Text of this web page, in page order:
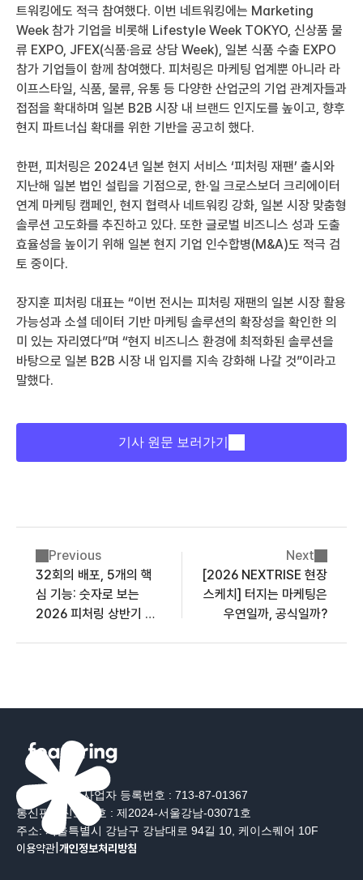
트워킹에도 적극 참여했다. 이번 네트워킹에는 Marketing
Week 참가 기업을 비롯해 Lifestyle Week TOKYO, 신상품 물
류 EXPO, JFEX(식품·음료 상담 Week), 일본 식품 수출 EXPO
참가 기업들이 함께 참여했다. 피처링은 마케팅 업계뿐 아니라 라
이프스타일, 식품, 물류, 유통 등 다양한 산업군의 기업 관계자들과
접점을 확대하며 일본 B2B 시장 내 브랜드 인지도를 높이고, 향후
현지 파트너십 확대를 위한 기반을 공고히 했다.
한편, 피처링은 2024년 일본 현지 서비스 ‘피처링 재팬’ 출시와
지난해 일본 법인 설립을 기점으로, 한·일 크로스보더 크리에이터
연계 마케팅 캠페인, 현지 협력사 네트워킹 강화, 일본 시장 맞춤형
솔루션 고도화를 추진하고 있다. 또한 글로벌 비즈니스 성과 도출
효율성을 높이기 위해 일본 현지 기업 인수합병(M&A)도 적극 검
토 중이다.
장지훈 피처링 대표는 “이번 전시는 피처링 재팬의 일본 시장 활용
가능성과 소셜 데이터 기반 마케팅 솔루션의 확장성을 확인한 의
미 있는 자리였다”며 “현지 비즈니스 환경에 최적화된 솔루션을
바탕으로 일본 B2B 시장 내 입지를 지속 강화해 나갈 것”이라고
말했다.
기사 원문 보러가기
Previous
32회의 배포, 5개의 핵
심 기능: 숫자로 보는
2026 피처링 상반기 결
Next
[2026 NEXTRISE 현장
스케치] 터지는 마케팅은
우연일까, 공식일까?
대표 : 장지훈사업자 등록번호 : 713-87-01367
주소: 서울특별시 강남구 강남대로 94길 10, 케이스퀘어 10F
이용약관 개인정보처리방침
통신판매신고번호 : 제2024-서울강남-03071호